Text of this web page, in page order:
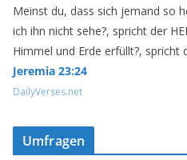
Meinst du, dass sich jemand so
ich ihn nicht sehe?, spricht der
Himmel und Erde erfüllt?, spricht
Jeremia 23:24
DailyVerses.net
Umfragen